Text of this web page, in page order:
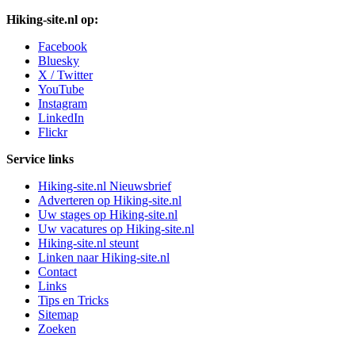
Hiking-site.nl op:
Facebook
Bluesky
X / Twitter
YouTube
Instagram
LinkedIn
Flickr
Service links
Hiking-site.nl Nieuwsbrief
Adverteren op Hiking-site.nl
Uw stages op Hiking-site.nl
Uw vacatures op Hiking-site.nl
Hiking-site.nl steunt
Linken naar Hiking-site.nl
Contact
Links
Tips en Tricks
Sitemap
Zoeken